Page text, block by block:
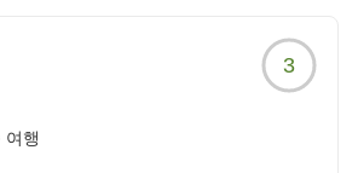
さそうでしたが、現在は必要最小限な感
潔感がありました。
変嬉しく存じます。
配置やアメニティ、設備面につきまし
足いただけるご案内ができず、ご不便
ことお詫び申し上げます。
여행
3